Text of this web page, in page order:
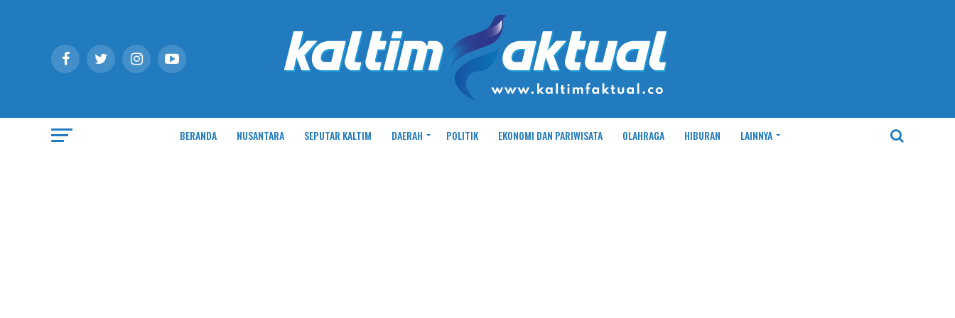
BERANDA NUSANTARA SEPUTAR KALTIM DAERAH POLITIK EKONOMI DAN PARIWISATA OLAHRAGA HIBURAN LAINNYA